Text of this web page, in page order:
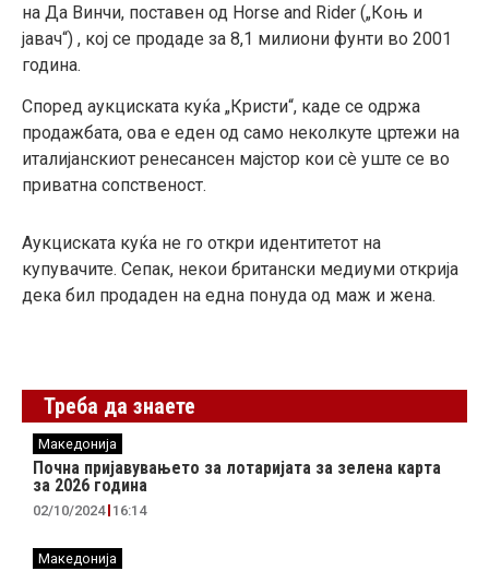
на Да Винчи, поставен од Horse and Rider („Коњ и
јавач“) , кој се продаде за 8,1 милиони фунти во 2001
година.
Според аукциската куќа „Кристи“, каде се одржа
продажбата, ова е еден од само неколкуте цртежи на
италијанскиот ренесансен мајстор кои сè уште се во
приватна сопственост.
Аукциската куќа не го откри идентитетот на
купувачите. Сепак, некои британски медиуми открија
дека бил продаден на една понуда од маж и жена.
Треба да знаете
Македонија
Почна пријавувањето за лотаријата за зелена карта
за 2026 година
02/10/2024 16:14
Македонија